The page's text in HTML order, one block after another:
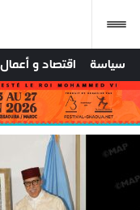
سياسة اقتصاد و أعمال